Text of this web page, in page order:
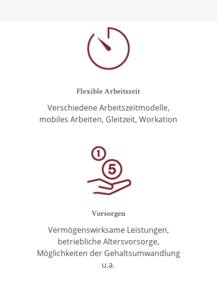
Flexible Arbeitszeit
Verschiedene Arbeitszeitmodelle,
mobilesArbeiten, Gleitzeit, Workation
Vorsorgen
Vermögenswirksame Leistungen,
betrieblicheAltersvorsorge,
Möglichkeiten der Gehaltsumwandlung
u.a.